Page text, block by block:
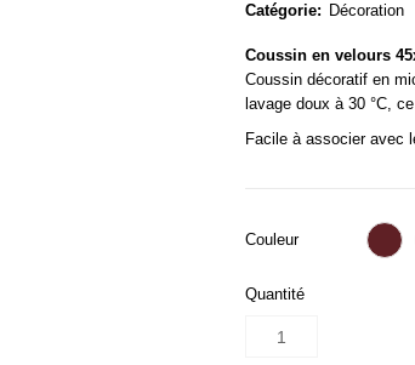
Catégorie: Décoration
Coussin en velours
Coussin décoratif en
lavage doux à 30 °C,
Facile à associer avec
Couleur
Quantité